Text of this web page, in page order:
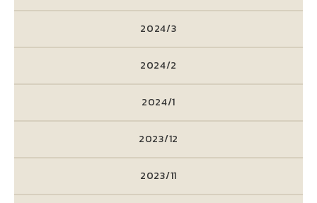
2024/3
2024/2
2024/1
2023/12
2023/11